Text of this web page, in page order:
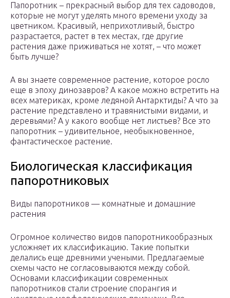
Папоротник – прекрасный выбор для тех садоводов,
которые не могут уделять много времени уходу за
цветником. Красивый, неприхотливый, быстро
разрастается, растет в тех местах, где другие
растения даже приживаться не хотят, – что может
быть лучше?
А вы знаете современное растение, которое росло
еще в эпоху динозавров? А какое можно встретить на
всех материках, кроме ледяной Антарктиды? А что за
растение представлено и травянистыми видами, и
деревьями? А у какого вообще нет листьев? Все это
папоротник – удивительное, необыкновенное,
фантастическое растение.
Биологическая классификация
папоротниковых
Виды папоротников — комнатные и домашние
растения
Огромное количество видов папоротникообразных
усложняет их классификацию. Такие попытки
делались еще древними учеными. Предлагаемые
схемы часто не согласовываются между собой.
Основами классификации современных
папоротников стали строение спорангия и